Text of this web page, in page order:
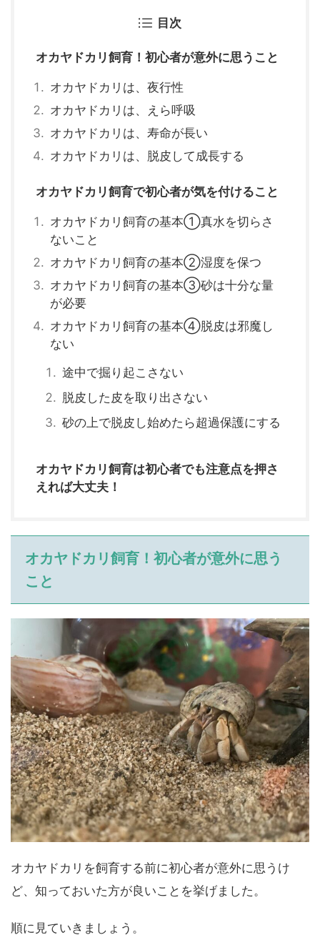
目次
オカヤドカリ飼育！初心者が意外に思うこと
オカヤドカリは、夜行性
オカヤドカリは、えら呼吸
オカヤドカリは、寿命が長い
オカヤドカリは、脱皮して成長する
オカヤドカリ飼育で初心者が気を付けること
オカヤドカリ飼育の基本①真水を切らさ
ないこと
オカヤドカリ飼育の基本②湿度を保つ
オカヤドカリ飼育の基本③砂は十分な量
が必要
オカヤドカリ飼育の基本④脱皮は邪魔し
ない
途中で掘り起こさない
脱皮した皮を取り出さない
砂の上で脱皮し始めたら超過保護にする
オカヤドカリ飼育は初心者でも注意点を押さ
えれば大丈夫！
オカヤドカリ飼育！初心者が意外に思う
こと
オカヤドカリを飼育する前に初心者が意外に思うけ
ど、知っておいた方が良いことを挙げました。
順に見ていきましょう。